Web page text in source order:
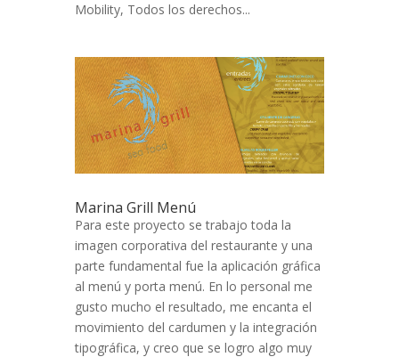
Mobility, Todos los derechos...
Marina Grill Menú
Para este proyecto se trabajo toda la
imagen corporativa del restaurante y una
parte fundamental fue la aplicación gráfica
al menú y porta menú. En lo personal me
gusto mucho el resultado, me encanta el
movimiento del cardumen y la integración
tipográfica, y creo que se logro algo muy